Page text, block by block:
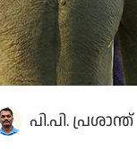
പി.പി. പ്രശാന്ത്